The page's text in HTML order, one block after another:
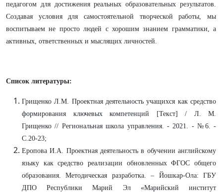
педагогом для достижения реальных образовательных результатов.
Создавая условия для самостоятельной творческой работы, мы
воспитываем не просто людей с хорошим знанием грамматики, а
активных, ответственных и мыслящих личностей.
Список литературы:
Грищенко Л.М. Проектная деятельность учащихся как средство
формирования ключевых компетенций [Текст] / Л. М.
Грищенко // Региональная школа управления. - 2021. - №6. -
С.20-23;
Еропова И.А. Проектная деятельность в обучении английскому
языку как средство реализации обновленных ФГОС общего
образования. Методическая разработка. – Йошкар-Ола: ГБУ
ДПО Республики Марий Эл «Марийский институт